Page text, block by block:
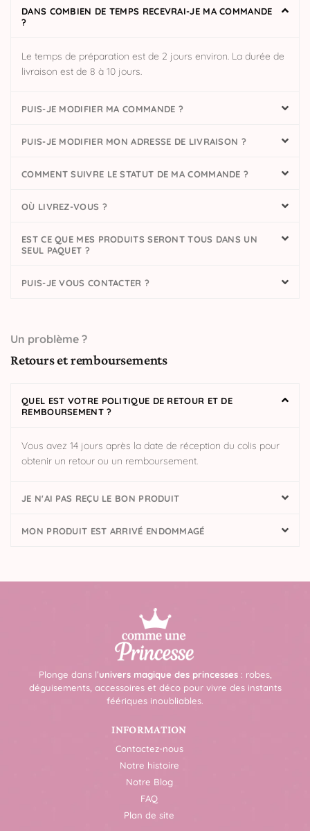
DANS COMBIEN DE TEMPS RECEVRAI-JE MA COMMANDE
?
Le temps de préparation est de 2 jours environ. La durée de
livraison est de 8 à 10 jours.
PUIS-JE MODIFIER MA COMMANDE ?
PUIS-JE MODIFIER MON ADRESSE DE LIVRAISON ?
COMMENT SUIVRE LE STATUT DE MA COMMANDE ?
OÙ LIVREZ-VOUS ?
EST CE QUE MES PRODUITS SERONT TOUS DANS UN
SEUL PAQUET ?
PUIS-JE VOUS CONTACTER ?
Un problème ?
Retours et remboursements
QUEL EST VOTRE POLITIQUE DE RETOUR ET DE
REMBOURSEMENT ?
Vous avez 14 jours après la date de réception du colis pour
obtenir un retour ou un remboursement.
JE N'AI PAS REÇU LE BON PRODUIT
MON PRODUIT EST ARRIVÉ ENDOMMAGÉ
Plonge dans l’univers magique des princesses: robes,
déguisements, accessoires et déco pour vivre des instants
féériques inoubliables.
INFORMATION
Contactez-nous
Notre histoire
Notre Blog
FAQ
Plan de site